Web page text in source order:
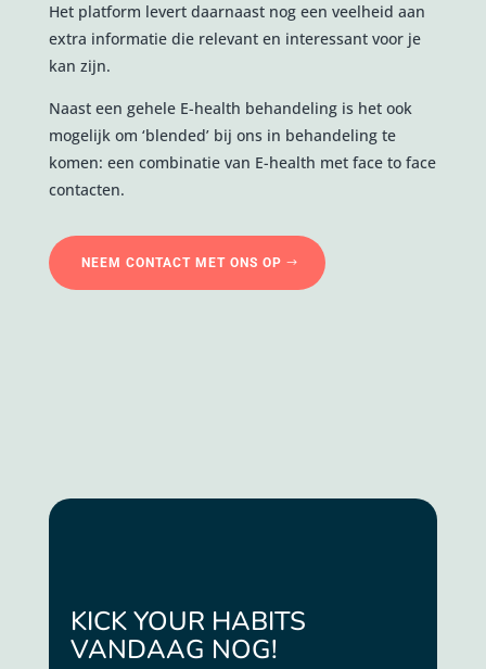
Het platform levert daarnaast nog een veelheid aan
extra informatie die relevant en interessant voor je
kan zijn.
Naast een gehele E-health behandeling is het ook
mogelijk om ‘blended’ bij ons in behandeling te
komen: een combinatie van E-health met face to face
contacten.
NEEM CONTACT MET ONS OP
KICK YOUR HABITS
VANDAAG NOG!